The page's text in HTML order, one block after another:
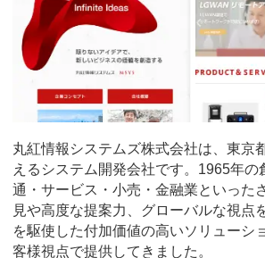
丸紅情報システムズ株式会社は、東京
えるシステム開発会社です。1965年の
通・サービス・小売・金融業といった
見や高度な提案力、グローバルな視点
を駆使した付加価値の高いソリューシ
客様視点で提供してきました。